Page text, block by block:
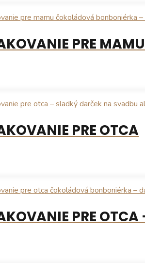
PRE
PRE OTCA
PRE